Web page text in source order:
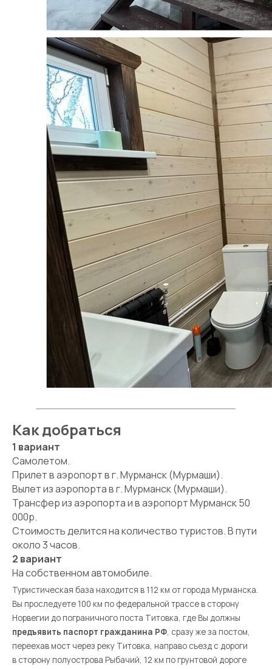
Как добраться
1 вариант
Самолетом.
Прилет в аэропорт в г. Мурманск (Мурмаши).
Вылет из аэропорта в г. Мурманск (Мурмаши).
Трансфер из аэропорта и в аэропорт Мурманск 50
000р.
Стоимость делится на количество туристов. В пути
около 3 часов.
2 вариант
На собственном автомобиле.
Туристическая база находится в 112 км от города Мурманска.
Вы проследуете 100 км по федеральной трассе в сторону
Норвегии до пограничного поста Титовка, где Вы должны
предъявить паспорт гражданина РФ, сразу же за постом,
переехав мост через реку Титовка, направо съезд с дороги
в сторону полуострова Рыбачий, 12 км по грунтовой дороге